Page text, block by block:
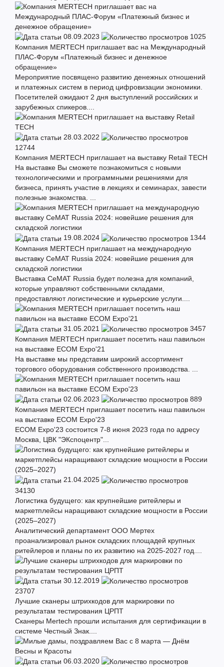
08.09.2023
1025
Компания MERTECH приглашает вас на Международный
ПЛАС-Форум «Платежный бизнес и денежное
обращение»
Мероприятие посвящено развитию денежных отношений
и платежных систем в период цифровизации экономики.
Посетителей ожидают 2 дня выступлений российских и
зарубежных спикеров....
28.03.2022
12744
Компания MERTECH приглашает на выставку Retail TECH
На выставке Вы сможете познакомиться с новыми
технологическими и программными решениями для
бизнеса, принять участие в лекциях и семинарах, завести
полезные знакомства. ...
19.08.2024
1344
Компания MERTECH приглашает на международную
выставку CeMAT Russia 2024: новейшие решения для
складской логистики
Выставка СеМАТ Russia будет полезна для компаний,
которые управляют собственными складами,
предоставляют логистические и курьерские услуги....
31.05.2021
3457
Компания MERTECH приглашает посетить наш павильон
на выставке ECOM Expo'21
На выставке мы представим широкий ассортимент
торгового оборудования собственного производства. ...
02.06.2023
889
Компания MERTECH приглашает посетить наш павильон
на выставке ECOM Expo'23
ECOM Expo'23 состоится 7-8 июня 2023 года по адресу
Москва, ЦВК "ЭКспоцентр"...
21.04.2025
34130
Логистика будущего: как крупнейшие ритейлеры и
маркетплейсы наращивают складские мощности в России
(2025–2027)
Аналитический департамент ООО Мертех
проанализировал рынок складских площадей крупных
ритейлеров и планы по их развитию на 2025-2027 год....
30.12.2019
23707
Лучшие сканеры штрихкодов для маркировки по
результатам тестирования ЦРПТ
Сканеры Mertech прошли испытания для сертификации в
системе Честный Знак....
06.03.2020